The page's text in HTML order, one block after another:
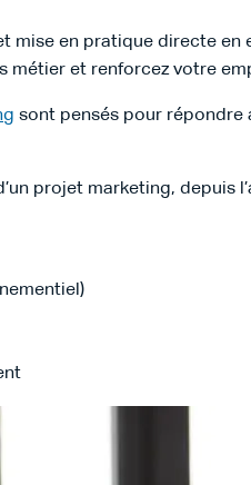
mise en pratique directe
métier et renforcez votre
sont pensés pour répondre
projet marketing, depuis